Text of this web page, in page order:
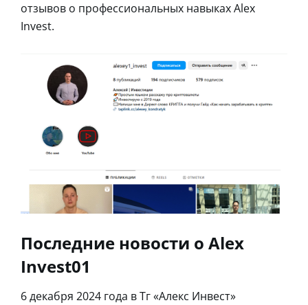
отзывов о профессиональных навыках Alex
Invest.
Последние новости о Alex
Invest01
6 декабря 2024 года в Тг «Алекс Инвест»